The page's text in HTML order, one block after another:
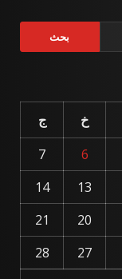
خ
ج
6
7
13
14
20
21
27
28